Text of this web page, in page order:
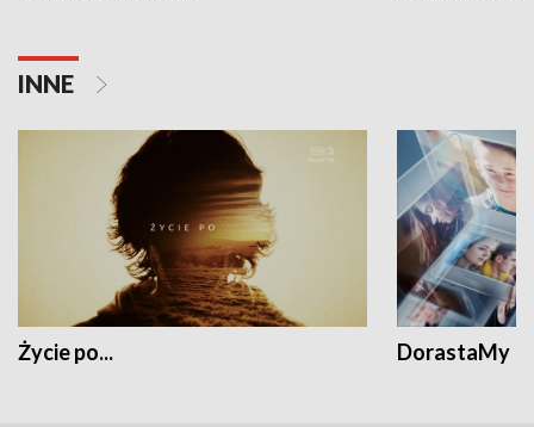
INNE
Życie po... DorastaMy